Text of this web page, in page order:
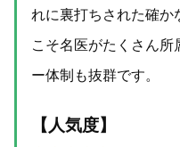
れに裏打ちされた確か
こそ名医がたくさん所
ー体制も抜群です。
【人気度】